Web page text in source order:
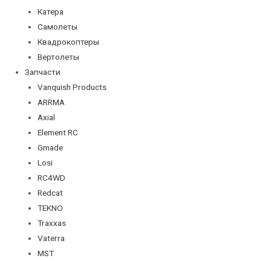
Катера
Самолеты
Квадрокоптеры
Вертолеты
Запчасти
Vanquish Products
ARRMA
Axial
Element RC
Gmade
Losi
RC4WD
Redcat
TEKNO
Traxxas
Vaterra
MST